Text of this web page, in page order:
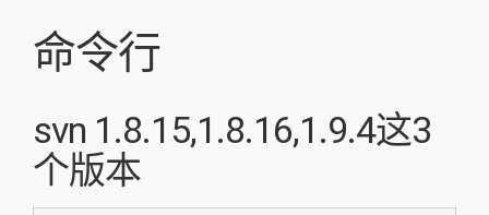
命令行
svn 1.8.15,1.8.16,1.9.4这3
个版本